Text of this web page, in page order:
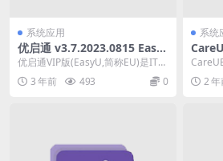
系统应用
优启通 v3.7.2023.0815 Easy
U，专业U盘启动盘制作工
具，解锁会员最新版
优启通VIP版(EasyU,简称EU)是IT天
空打造的一款专业U盘启动盘制作
工具...3 年前 493 0
系统
眼)
桌面
屏幕前
2